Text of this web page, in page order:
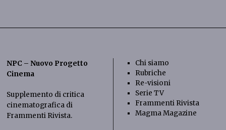
NPC – Nuovo Progetto
Cinema
Supplemento di critica
cinematografica di
Frammenti Rivista.
Chi siamo
Rubriche
Re-visioni
Serie TV
Frammenti Rivista
Magma Magazine